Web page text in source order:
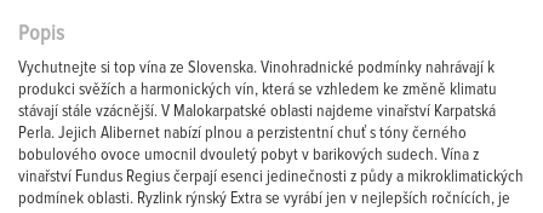
Popis
Vychutnejte si top vína ze Slovenska. Vinohradnické podmínky nahrávají k
produkci svěžích a harmonických vín, která se vzhledem ke změně klimatu
stávají stále vzácnější. V Malokarpatské oblasti najdeme vinařství Karpatská
Perla. Jejich Alibernet nabízí plnou a perzistentní chuť s tóny černého
bobulového ovoce umocnil dvouletý pobyt v barikových sudech. Vína z
vinařství Fundus Regius čerpají esenci jedinečnosti z půdy a mikroklimatických
podmínek oblasti. Ryzlink rýnský Extra se vyrábí jen v nejlepších ročnících, je